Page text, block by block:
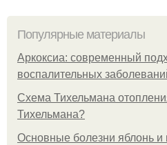
Популярные материалы
Аркоксиа: современный
воспалительных
Схема Тихельмана
Тихельмана?
Основные болезни яблонь и